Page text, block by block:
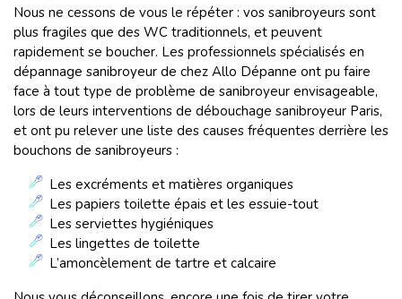
Nous ne cessons de vous le répéter : vos sanibroyeurs sont
plus fragiles que des WC traditionnels, et peuvent
rapidement se boucher. Les professionnels spécialisés en
dépannage sanibroyeur de chez Allo Dépanne ont pu faire
face à tout type de problème de sanibroyeur envisageable,
lors de leurs interventions de débouchage sanibroyeur Paris,
et ont pu relever une liste des causes fréquentes derrière les
bouchons de sanibroyeurs :
Les excréments et matières organiques
Les papiers toilette épais et les essuie-tout
Les serviettes hygiéniques
Les lingettes de toilette
L’amoncèlement de tartre et calcaire